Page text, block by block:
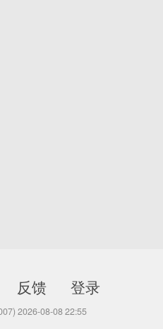
反馈 登录
2026-08-08 22:55